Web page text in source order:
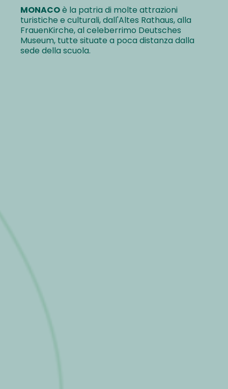
MONACOè la patria di molte attrazioni
turistiche e culturali, dall'Altes Rathaus, alla
FrauenKirche, al celeberrimo Deutsches
Museum, tutte situate a poca distanza dalla
sede della scuola.